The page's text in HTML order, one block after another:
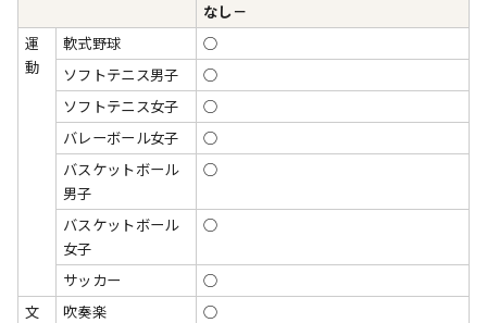
なし－
運
動
軟式野球
○
ソフトテニス男子
○
ソフトテニス女子
○
バレーボール女子
○
バスケットボール
男子
○
バスケットボール
女子
○
サッカー
○
文
吹奏楽
○